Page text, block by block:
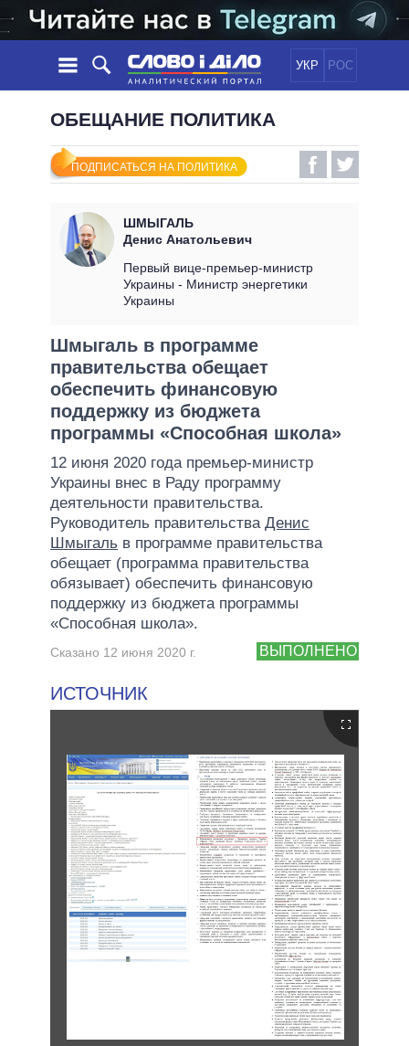
УКР РОС
НОВОСТИ
ЛЕНТА
СОБЫТИЯ
СТАТЬИ
МНЕНИЯ
ОБЗОРЫ
ДАЙДЖЕСТЫ
ПОЛИТИКА
ЭКОНОМИКА
МИР
ОБЕЩАНИЯ
ВСЕ ПОЛИТИКИ
ПРЕЗИДЕНТ И ОФИС
ВЕРХОВНАЯ РАДА
ГЛАВЫ ОБЛАДМИНИСТРАЦИЙ
МЭРЫ
ВСЕ ПЕРСОНЫ
ИНФОГРАФИКА
ВИДЕО
СРАВНЕНИЕ ПОЛИТИКОВ
ОБЕЩАНИЕ ПОЛИТИКА
ПОДПИСАТЬСЯ НА ПОЛИТИКА
ШМЫГАЛЬ
Денис Анатольевич
Первый вице-премьер-министр
Украины - Министр энергетики
Украины
Шмыгаль в программе
правительства обещает
обеспечить финансовую
поддержку из бюджета
программы «Способная школа»
12 июня 2020 года премьер-министр
Украины внес в Раду программу
деятельности правительства.
Руководитель правительства Денис
Шмыгаль в программе правительства
обещает (программа правительства
обязывает) обеспечить финансовую
поддержку из бюджета программы
«Способная школа».
ВЫПОЛНЕНО
Сказано 12 июня 2020 г.
ИСТОЧНИК